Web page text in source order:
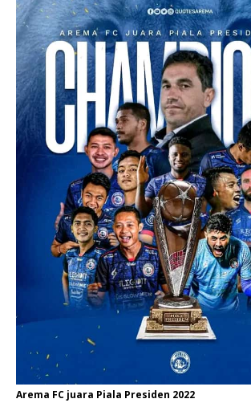
Arema FC juara Piala Presiden 2022